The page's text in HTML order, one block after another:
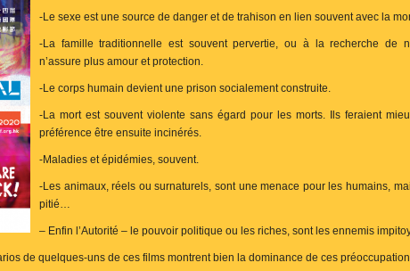
-Le sexe est une source de danger et de trahison en lien souvent avec la
-La famille traditionnelle est souvent pervertie, ou à la recherche de
n’assure plus amour et protection.
-Le corps humain devient une prison socialement construite.
-La mort est souvent violente sans égard pour les morts. Ils feraient
préférence être ensuite incinérés.
-Maladies et épidémies, souvent.
-Les animaux, réels ou surnaturels, sont une menace pour les humains,
pitié…
– Enfin l’Autorité – le pouvoir politique ou les riches, sont les ennemis
de quelques-uns de ces films montrent bien la dominance de ces